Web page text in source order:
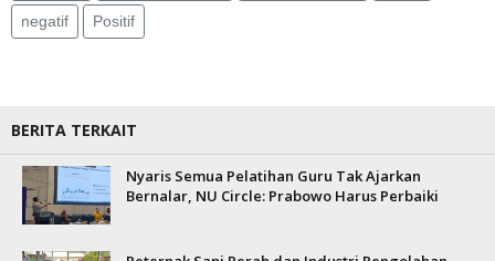
negatif Positif
BERITA TERKAIT
Nyaris Semua Pelatihan Guru Tak Ajarkan
Bernalar, NU Circle: Prabowo Harus Perbaiki